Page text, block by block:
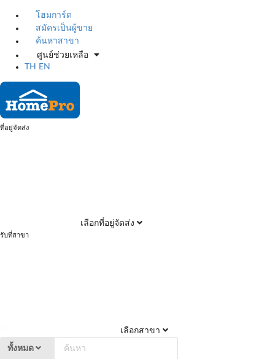
โฮมการ์ด
สมัครเป็นผู้ขาย
ค้นหาสาขา
ศูนย์ช่วยเหลือ
TH
EN
ที่อยู่จัดส่ง
เลือกที่อยู่จัดส่ง
รับที่สาขา
เลือกสาขา
ทั้งหมด